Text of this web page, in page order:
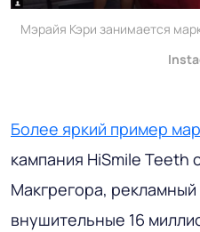
Мэрайя Кэри занимается
Более яркий пример
кампания HiSmile Teeth
Макгрегора,
внушительные 16